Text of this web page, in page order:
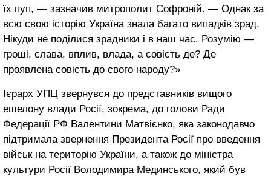
їх пуп, — зазначив митрополит Софроній. — Однак за
всю свою історію Україна знала багато випадків зрад.
Нікуди не поділися зрадники і в наш час. Розумію —
гроші, слава, вплив, влада, а совість де? Де
проявлена совість до свого народу?»
Ієрарх УПЦ звернувся до представників вищого
ешелону влади Росії, зокрема, до голови Ради
Федерації РФ Валентини Матвієнко, яка законодавчо
підтримала звернення Президента Росії про введення
військ на територію України, а також до міністра
культури Росії Володимира Мединського, який був